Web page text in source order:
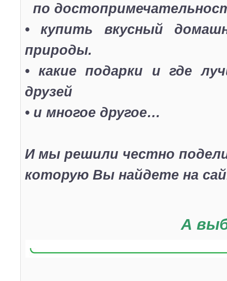
по
• купить вкусный
природы.
• какие подарки и где
друзей
• и многое другое…
И мы решили честно
которую Вы найдете на
А